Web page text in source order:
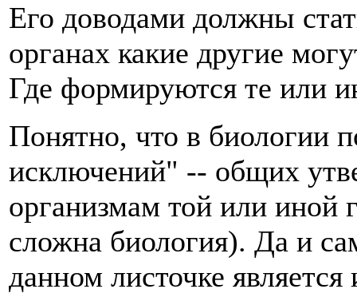
Его доводами должны
органах какие другие
Где формируются те или
Понятно, что в биологии
исключений" -- общих
организмам той или иной
сложна биология). Да и
данном листочке